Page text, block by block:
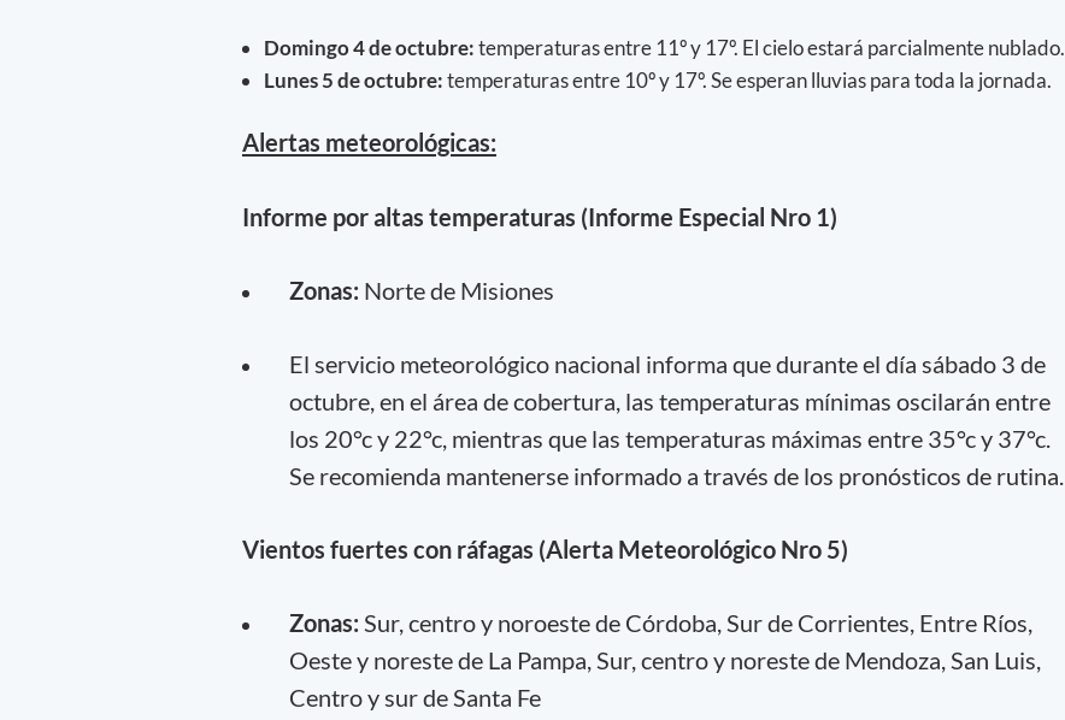
Domingo 4 de octubre:temperaturas entre 11º y 17º. El cielo estará parcialmente nublado.
Lunes 5 de octubre:temperaturas entre 10º y 17º. Se esperan lluvias para toda la jornada.
Alertas meteorológicas:
Informe por altas temperaturas (Informe Especial Nro 1)
Zonas: Norte de Misiones
El servicio meteorológico nacional informa que durante el día sábado 3 de
octubre, en el área de cobertura, las temperaturas mínimas oscilarán entre
los 20°c y 22°c, mientras que las temperaturas máximas entre 35°c y 37°c.
Se recomienda mantenerse informado a través de los pronósticos de rutina.
Vientos fuertes con ráfagas (Alerta Meteorológico Nro 5)
Zonas: Sur, centro y noroeste de Córdoba, Sur de Corrientes, Entre Ríos,
Oeste y noreste de La Pampa, Sur, centro y noreste de Mendoza, San Luis,
Centro y sur de Santa Fe